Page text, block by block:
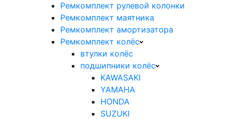
Ремкомплект рулевой колонки
Ремкомплект маятника
Ремкомплект амортизатора
Ремкомплект колёс
втулки колёс
подшипники колёс
KAWASAKI
YAMAHA
HONDA
SUZUKI